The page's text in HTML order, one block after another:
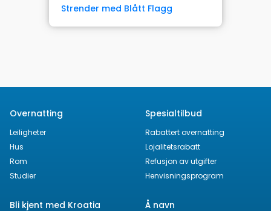
Strender med Blått Flagg
Overnatting
Leiligheter
Hus
Rom
Studier
Spesialtilbud
Rabattert overnatting
Lojalitetsrabatt
Refusjon av utgifter
Henvisningsprogram
Bli kjent med Kroatia Å navn